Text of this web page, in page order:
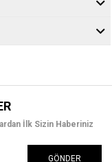
İlk Sizin Haberiniz
GÖNDER